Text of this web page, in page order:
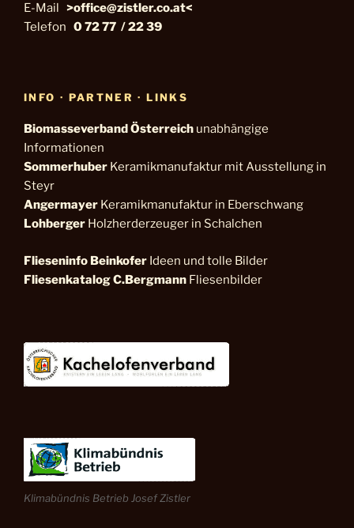
E-Mail >office@zistler.co.at<
Telefon 0 72 77 / 22 39
INFO · PARTNER · LINKS
BiomasseverbandÖsterreich unabhängige
Informationen
Sommerhuber Keramikmanufaktur mit Ausstellung in
Steyr
Angermayer Keramikmanufaktur in Eberschwang
Lohberger Holzherderzeuger in Schalchen
Flieseninfo Beinkofer Ideen und tolle Bilder
Fliesenkatalog C.Bergmann Fliesenbilder
Klimabündnis Betrieb Josef Zistler